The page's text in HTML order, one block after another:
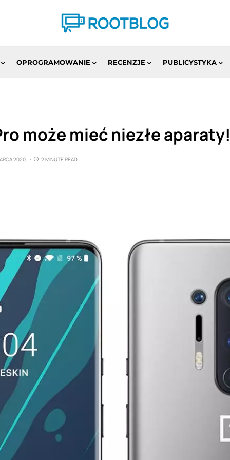
OPROGRAMOWANIE RECENZJE PUBLICYSTYKA
może mieć niezłe
2020 2 MINUTE READ